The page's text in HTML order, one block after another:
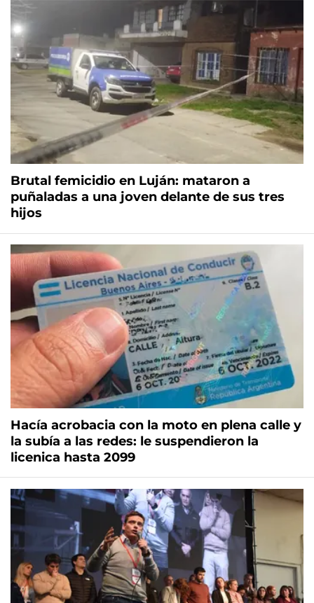
Brutal femicidio en Luján: mataron a
puñaladas a una joven delante de sus tres
hijos
Hacía acrobacia con la moto en plena calle y
la subía a las redes: le suspendieron la
licenica hasta 2099